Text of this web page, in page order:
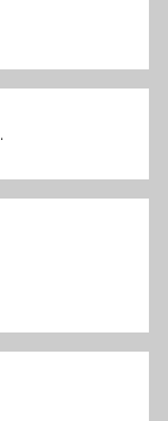
.